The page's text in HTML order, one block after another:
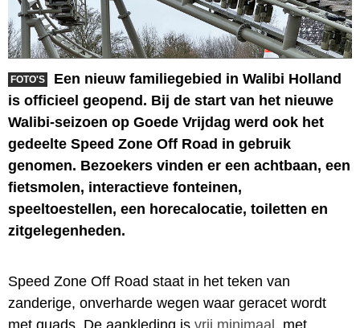
FOTO'S
Een nieuw familiegebied in Walibi Holland
is officieel geopend. Bij de start van het nieuwe
Walibi-seizoen op Goede Vrijdag werd ook het
gedeelte Speed Zone Off Road in gebruik
genomen. Bezoekers vinden er een achtbaan, een
fietsmolen, interactieve fonteinen,
speeltoestellen, een horecalocatie, toiletten en
zitgelegenheden.
Speed Zone Off Road staat in het teken van
zanderige, onverharde wegen waar geracet wordt
met quads. De aankleding is vrij minimaal, met